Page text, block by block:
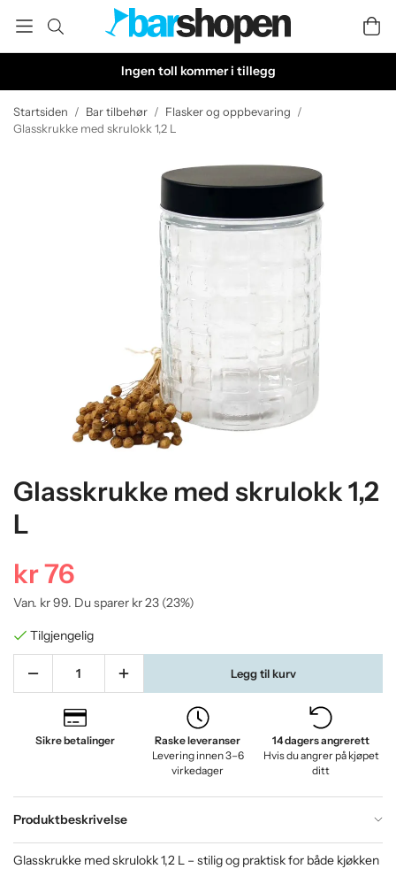
Ingen toll kommer i tillegg
Startsiden / Bar tilbehør / Flasker og oppbevaring /
Glasskrukke med skrulokk 1,2 L
Glasskrukke med skrulokk 1,2
L
kr 76
Van. kr 99. Du sparer kr 23 (23%)
Tilgjengelig
Legg til kurv
Sikre betalinger
Raske leveranser
Levering innen 3–6
virkedager
14 dagers angrerett
Hvis du angrer på kjøpet
ditt
Produktbeskrivelse
Glasskrukke med skrulokk 1,2 L – stilig og praktisk for både kjøkken